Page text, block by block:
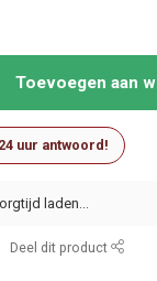
Toevoegen aan
uur antwoord!
Deel dit product